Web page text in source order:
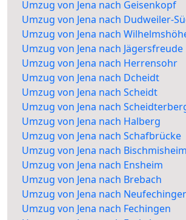
Umzug von Jena nach Geisenkopf
Umzug von Jena nach Dudweiler-
Umzug von Jena nach
Umzug von Jena nach Jägersfreude
Umzug von Jena nach Herrensohr
Umzug von Jena nach Dcheidt
Umzug von Jena nach Scheidt
Umzug von Jena nach
Umzug von Jena nach Halberg
Umzug von Jena nach Schafbrücke
Umzug von Jena nach Bischmisheim
Umzug von Jena nach Ensheim
Umzug von Jena nach Brebach
Umzug von Jena nach
Umzug von Jena nach Fechingen